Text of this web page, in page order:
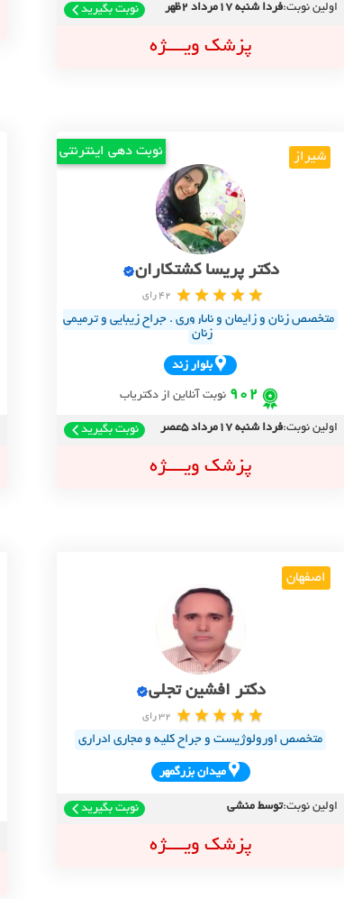
اولین نوبت:فردا شنبه 17مرداد 2ظهر نوبت بگیرید
پزشک ویــــژه
شیراز نوبت دهی اینترنتی
دکتر پریسا کشتکاران
42 رای
متخصص زنان و زایمان و ناباروری . جراح زیبایی و ترمیمی
زنان
بلوار زند
902 نوبت آنلاین از دکتریاب
اولین نوبت:فردا شنبه 17مرداد 5عصر نوبت بگیرید
پزشک ویــــژه
اصفهان
دکتر افشین تجلی
32 رای
متخصص اورولوژیست و جراح کلیه و مجاری ادراری
ميدان بزرگمهر
اولین نوبت:توسط منشی نوبت بگیرید
پزشک ویــــژه